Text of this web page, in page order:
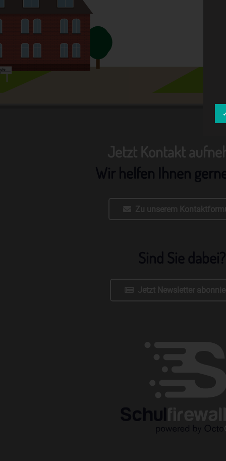
Jetzt Kontakt
Zu unserem
Jetzt Newsletter